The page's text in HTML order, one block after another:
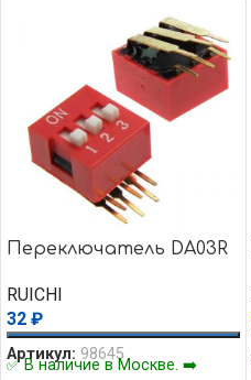
Переключатель DA03R
RUICHI
32 ₽
Артикул: 98645
✅ В наличие в Москве. ➡️